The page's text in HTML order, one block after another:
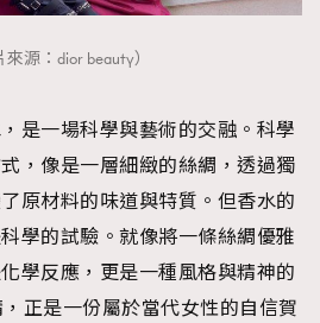
來源：dior beauty）
是一場科學與藝術的交融。科學
，像是一層細緻的絲綢，透過獨
原材料的味道與特質。但香水的
學的試驗。就像將一條絲綢優雅
學反應，更是一種風格與精神的
正是一份屬於當代女性的自信賀